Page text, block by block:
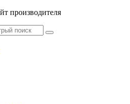
производителя